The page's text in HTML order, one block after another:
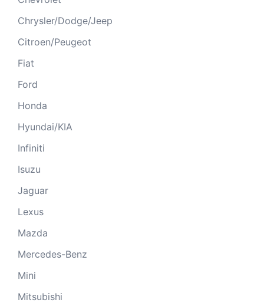
Chrysler/Dodge/Jeep
Citroen/Peugeot
Fiat
Ford
Honda
Hyundai/KIA
Infiniti
Isuzu
Jaguar
Lexus
Mazda
Mercedes-Benz
Mini
Mitsubishi